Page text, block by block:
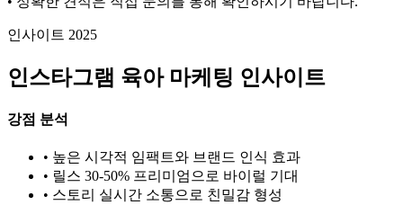
인사이트 2025
인스타그램 육아마케팅 인사이트
강점 분석
• 높은 시각적 임팩트와 브랜드 인식 효과
• 릴스 30-50% 프리미엄으로 바이럴 기대
• 스토리 실시간 소통으로 친밀감 형성